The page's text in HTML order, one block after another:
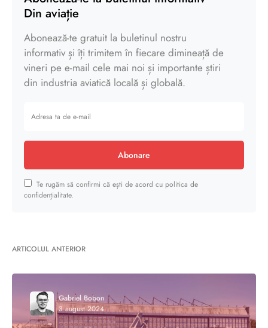
Din aviație
Abonează-te gratuit la buletinul nostru
informativ și îți trimitem în fiecare dimineață de
vineri pe e-mail cele mai noi și importante știri
din industria aviatică locală și globală.
Abonare
Te rugăm să confirmi că ești de acord cu politica de
confidențialitate.
ARTICOLUL ANTERIOR
Gabriel Bobon
3 august 2024